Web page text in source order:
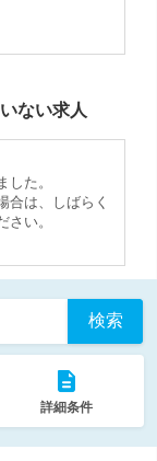
ない求人
た。
合は、しばらく
い。
検索
詳細条件